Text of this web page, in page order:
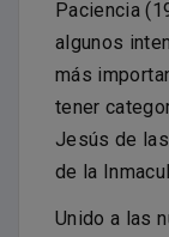
Paciencia
algunos
más
tener
Jesús de
de la
Unido a las